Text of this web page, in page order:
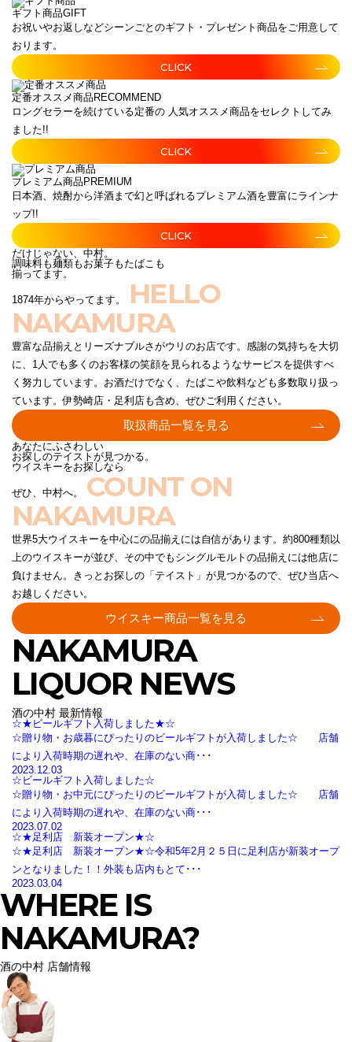
ギフト商品GIFT
お祝いやお返しなどシーンごとのギフト・プレゼント商品をご用意して
おります。
CLICK
定番オススメ商品 RECOMMEND
ロングセラーを続けている定番の 人気オススメ商品をセレクトしてみ
ました!!
CLICK
プレミアム商品 PREMIUM
日本酒、焼酎から洋酒まで幻と呼ばれるプレミアム酒を豊富にラインナ
ップ!!
CLICK
だけじゃない、中村。
調味料も麺類もお菓子もたばこも
揃ってます。
1874年からやってます。
HELLO
NAKAMURA
豊富な品揃えとリーズナブルさがウリのお店です。感謝の気持ちを大切
に、1人でも多くのお客様の笑顔を見られるようなサービスを提供すべ
く努力しています。お酒だけでなく、たばこや飲料なども多数取り扱っ
ています。伊勢崎店・足利店も含め、ぜひご利用ください。
取扱商品一覧を見る
あなたにふさわしい
お探しのテイストが見つかる。
ウイスキーをお探しなら
ぜひ、中村へ。 COUNT ON
NAKAMURA
世界5大ウイスキーを中心にの品揃えには自信があります。約800種類以
上のウイスキーが並び、その中でもシングルモルトの品揃えには他店に
負けません。きっとお探しの「テイスト」が見つかるので、ぜひ当店へ
お越しください。
ウイスキー商品一覧を見る
NAKAMURA
LIQUOR NEWS
酒の中村 最新情報
☆★ビールギフト入荷しました★☆
☆贈り物・お歳暮にぴったりのビールギフトが入荷しました☆ 店舗
により入荷時期の遅れや、在庫のない商･･･
2023.12.03
☆ビールギフト入荷しました☆
☆贈り物・お中元にぴったりのビールギフトが入荷しました☆ 店舗
により入荷時期の遅れや、在庫のない商･･･
2023.07.02
☆★足利店 新装オープン★☆
☆★足利店 新装オープン★☆令和5年2月２５日に足利店が新装オープ
ンとなりました！！外装も店内もとて･･･
2023.03.04
WHERE IS
NAKAMURA?
酒の中村 店舗情報